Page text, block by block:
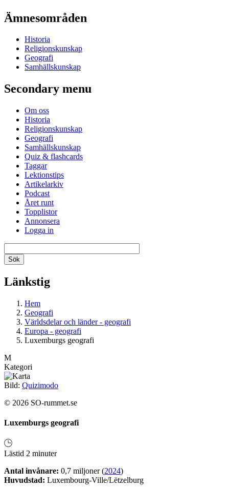
Ämnesområden
Historia
Religionskunskap
Geografi
Samhällskunskap
Secondary menu
Om oss
Historia
Religionskunskap
Geografi
Samhällskunskap
Quiz & flashcards
Taggar
Lektionstips
Artikelarkiv
Podcast
Året runt
Topplistor
Annonsera
Logga in
Länkstig
Hem
Geografi
Världsdelar och länder - geografi
Europa - geografi
Luxemburgs geografi
M
Kategori
Bild: Quizimodo
© 2026 SO-rummet.se
Luxemburgs geografi
Lästid 2 minuter
Antal invånare: 0,7 miljoner (2024)
Huvudstad: Luxembourg-Ville/Lëtzelburg